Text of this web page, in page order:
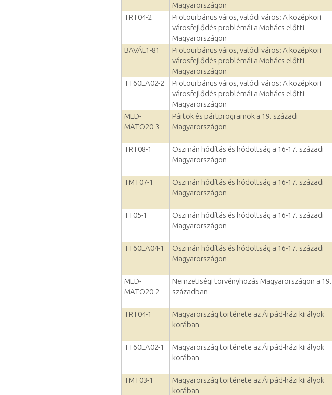
Magyarországon
TRT04-2
Protourbánus város, valódi város: A középkori
városfejlődés problémái a Mohács előtti
Magyarországon
BAVÁL1-81
Protourbánus város, valódi város: A középkori
városfejlődés problémái a Mohács előtti
Magyarországon
TT60EA02-2
Protourbánus város, valódi város: A középkori
városfejlődés problémái a Mohács előtti
Magyarországon
MED-
MATÖ20-3
Pártok és pártprogramok a 19. századi
Magyarországon
TRT08-1
Oszmán hódítás és hódoltság a 16-17. századi
Magyarországon
TMT07-1
Oszmán hódítás és hódoltság a 16-17. századi
Magyarországon
TT05-1
Oszmán hódítás és hódoltság a 16-17. századi
Magyarországon
TT60EA04-1
Oszmán hódítás és hódoltság a 16-17. századi
Magyarországon
MED-
MATÖ20-2
Nemzetiségi törvényhozás Magyarországon a 19.
században
TRT04-1
Magyarország története az Árpád-házi királyok
korában
TT60EA02-1
Magyarország története az Árpád-házi királyok
korában
TMT03-1
Magyarország története az Árpád-házi királyok
korában